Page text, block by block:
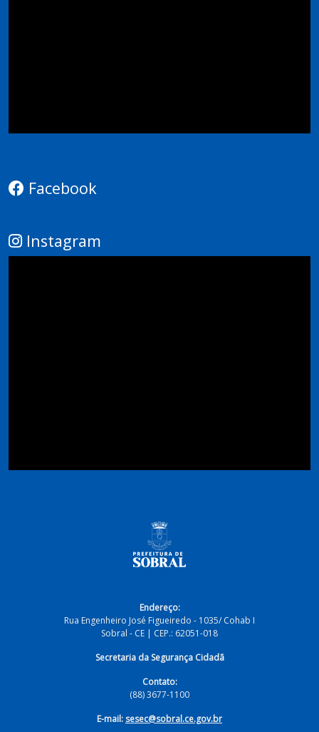
Facebook
Instagram
Endereço:
Rua Engenheiro José Figueiredo - 1035/ Cohab I
Sobral - CE | CEP.: 62051-018
Secretaria da Segurança Cidadã
Contato:
(88) 3677-1100
E-mail: sesec@sobral.ce.gov.br